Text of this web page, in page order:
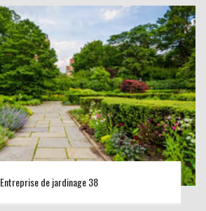
Entreprise de jardinage 38